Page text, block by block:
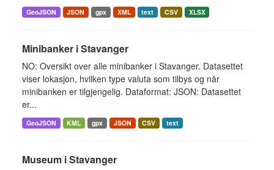
GeoJSON JSON gpx XML text CSV XLSX
Minibanker i Stavanger
NO: Oversikt over alle minibanker i Stavanger. Datasettet
viser lokasjon, hvilken type valuta som tilbys og når
minibanken er tilgjengelig. Dataformat: JSON: Datasettet
er...
GeoJSON KML gpx JSON CSV text
Museum i Stavanger